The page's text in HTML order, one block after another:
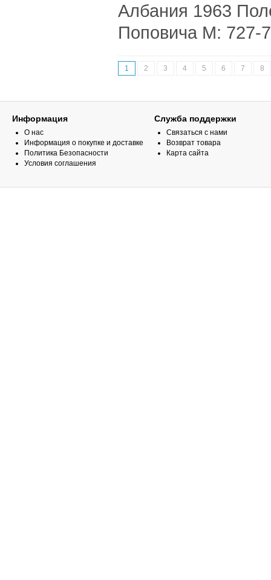
Албания 1963
Поповича M: 727-
1 2 3 4 5 6 7 8
Информация
О нас
Информация о покупке и доставке
Политика Безопасности
Условия соглашения
Служба поддержки
Связаться с нами
Возврат товара
Карта сайта